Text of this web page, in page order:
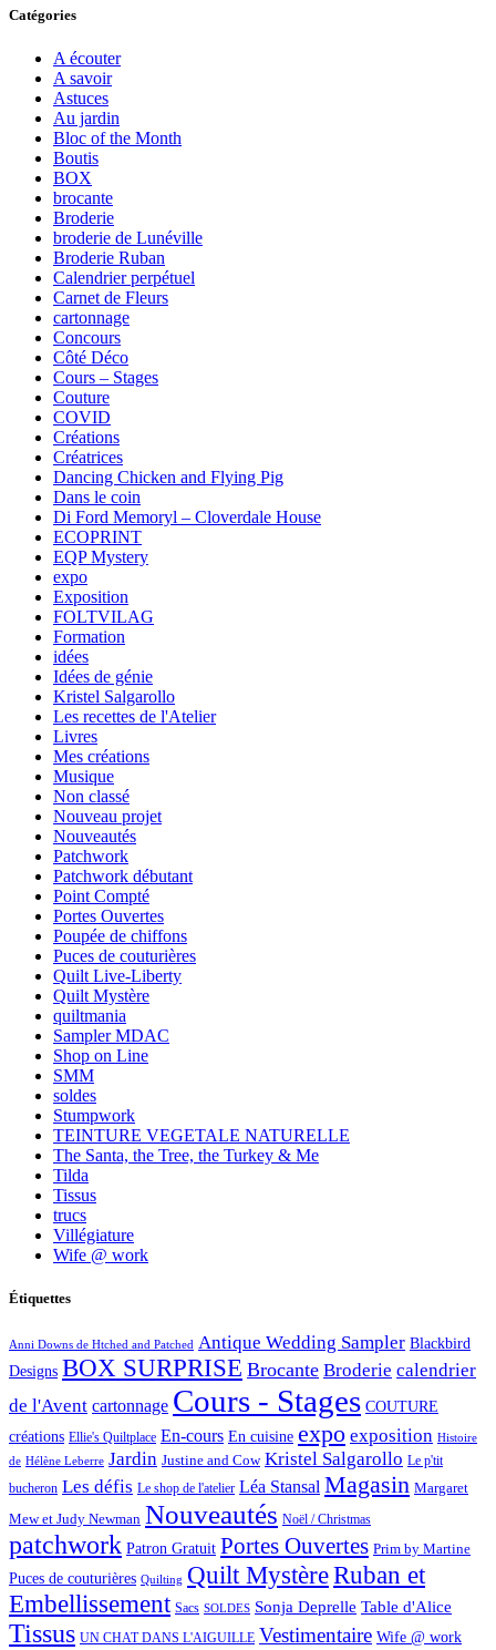
Catégories
A écouter
A savoir
Astuces
Au jardin
Bloc of the Month
Boutis
BOX
brocante
Broderie
broderie de Lunéville
Broderie Ruban
Calendrier perpétuel
Carnet de Fleurs
cartonnage
Concours
Côté Déco
Cours – Stages
Couture
COVID
Créations
Créatrices
Dancing Chicken and Flying Pig
Dans le coin
Di Ford Memoryl – Cloverdale House
ECOPRINT
EQP Mystery
expo
Exposition
FOLTVILAG
Formation
idées
Idées de génie
Kristel Salgarollo
Les recettes de l'Atelier
Livres
Mes créations
Musique
Non classé
Nouveau projet
Nouveautés
Patchwork
Patchwork débutant
Point Compté
Portes Ouvertes
Poupée de chiffons
Puces de couturières
Quilt Live-Liberty
Quilt Mystère
quiltmania
Sampler MDAC
Shop on Line
SMM
soldes
Stumpwork
TEINTURE VEGETALE NATURELLE
The Santa, the Tree, the Turkey & Me
Tilda
Tissus
trucs
Villégiature
Wife @ work
Étiquettes
Anni Downs de Htched and Patched Antique Wedding Sampler Blackbird
Designs BOX SURPRISE Brocante Broderie calendrier
de l'Avent cartonnage Cours - Stages COUTURE
créations Ellie's Quiltplace En-cours En cuisine expo exposition Histoire
de Hélène Leberre Jardin Justine and Cow Kristel Salgarollo Le p'tit
bucheron Les défis Le shop de l'atelier Léa Stansal Magasin Margaret
Mew et Judy Newman Nouveautés Noël / Christmas
patchwork Patron Gratuit Portes Ouvertes Prim by Martine
Puces de couturières Quilting Quilt MystèreRuban et
Embellissement Sacs SOLDES Sonja Deprelle Table d'Alice
Tissus UN CHAT DANS L'AIGUILLE Vestimentaire Wife @ work